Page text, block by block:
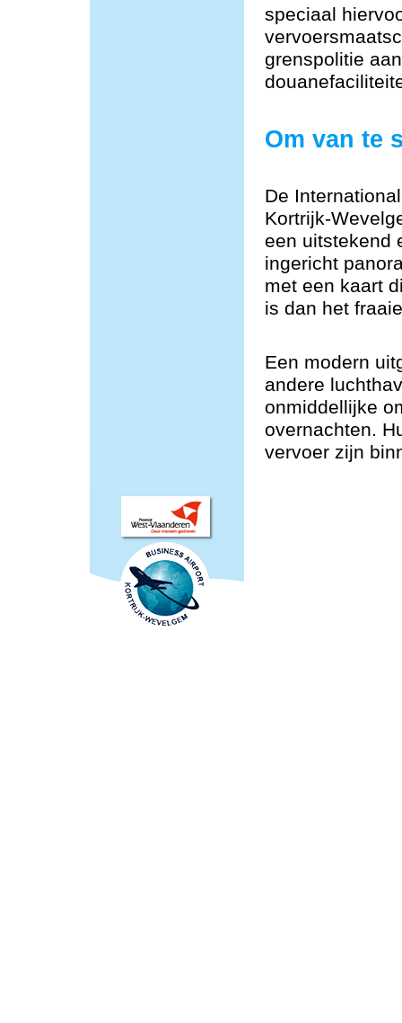
speciaal
grenspolitie
Om van te
De
Kortrijk-
een uitstekend
ingericht
met een kaart
is dan het
Een modern
andere
onmiddellijke
overnachten.
vervoer zijn